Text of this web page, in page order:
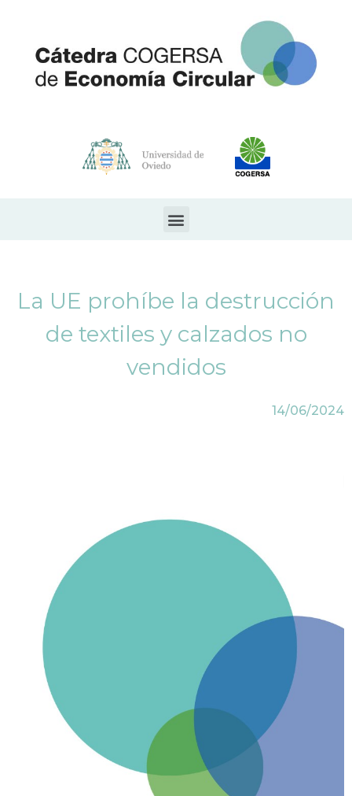
La UE prohíbe la destrucción
de textiles y calzados no
vendidos
14/06/2024